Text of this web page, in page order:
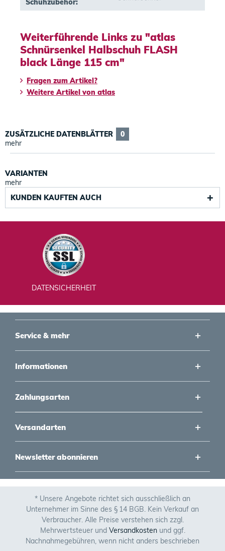
Schuhzubehör:
Weiterführende Links zu "atlas
Schnürsenkel Halbschuh FLASH
black Länge 115 cm"
Fragen zum Artikel?
Weitere Artikel von atlas
ZUSÄTZLICHE DATENBLÄTTER
0
mehr
VARIANTEN
mehr
KUNDEN KAUFTEN AUCH
DATENSICHERHEIT
Service & mehr
Informationen
Zahlungsarten
Versandarten
Newsletter abonnieren
* Unsere Angebote richtet sich ausschließlich an
Unternehmer im Sinne des § 14 BGB. Kein Verkauf an
Verbraucher. Alle Preise verstehen sich zzgl.
Mehrwertsteuer und Versandkostenund ggf.
Nachnahmegebühren, wenn nicht anders beschrieben